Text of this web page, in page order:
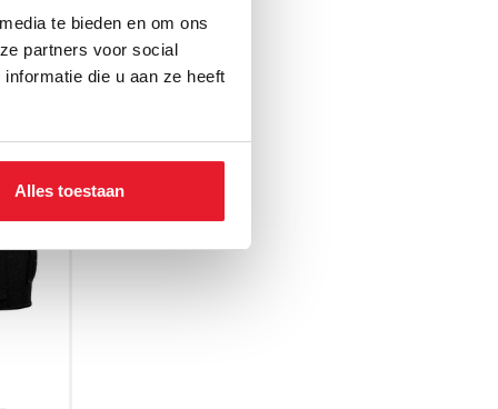
te bieden en om ons
partners voor social
die u aan ze heeft
Alles toestaan